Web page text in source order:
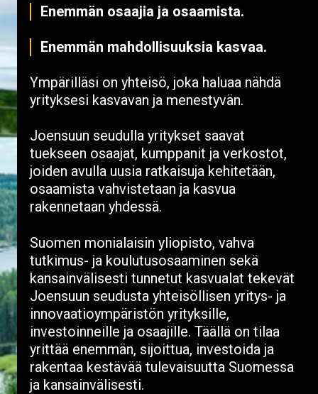
Enemmän osaajia ja osaamista.
Enemmän mahdollisuuksia kasvaa.
Ympärilläsi on yhteisö, joka haluaa nähdä
yrityksesi kasvavan ja menestyvän.
Joensuun seudulla yritykset saavat
tuekseen osaajat, kumppanit ja verkostot,
joiden avulla uusia ratkaisuja kehitetään,
osaamista vahvistetaan ja kasvua
rakennetaan yhdessä.
Suomen monialaisin yliopisto, vahva
tutkimus- ja koulutusosaaminen sekä
kansainvälisesti tunnetut kasvualat tekevät
Joensuun seudusta yhteisöllisen yritys- ja
innovaatioympäristön yrityksille,
investoinneille ja osaajille. Täällä on tilaa
yrittää enemmän, sijoittua, investoida ja
rakentaa kestävää tulevaisuutta Suomessa
ja kansainvälisesti.